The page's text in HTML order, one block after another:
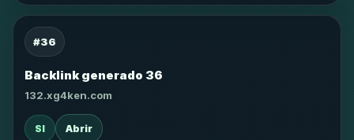
#36
Backlink generado 36
132.xg4ken.com
SI Abrir